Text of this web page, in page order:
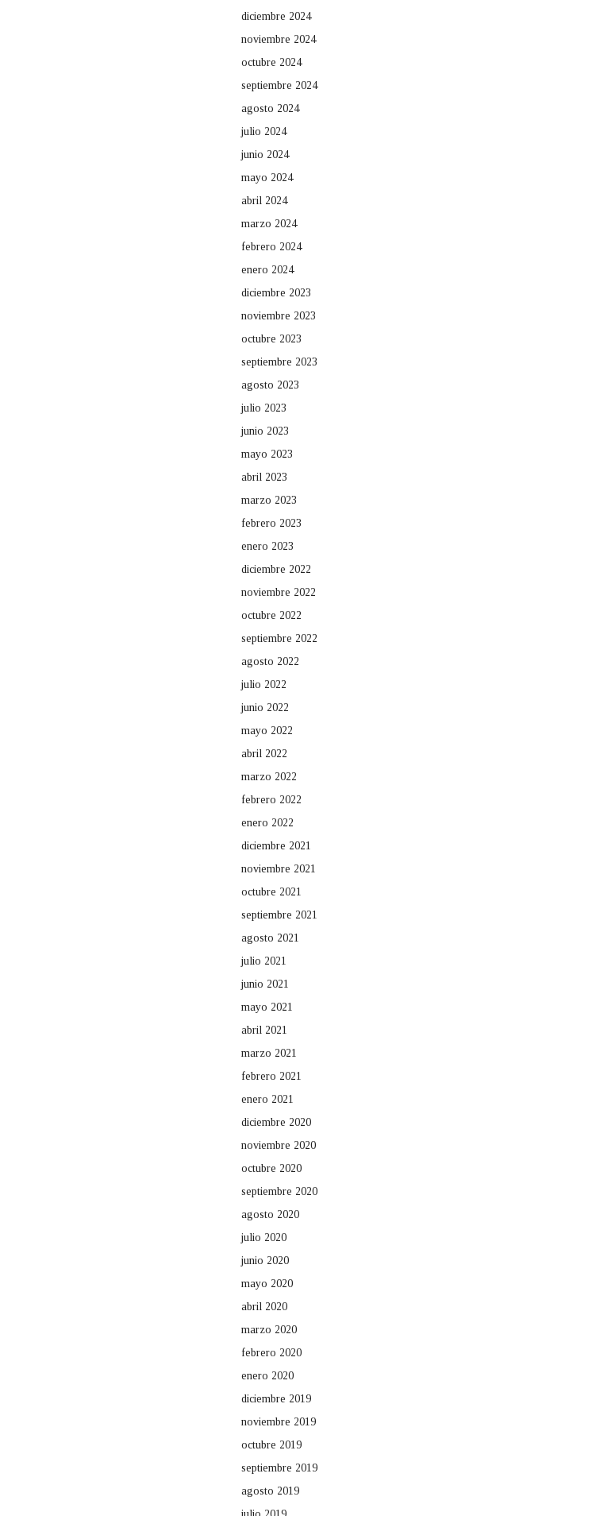
diciembre 2024
noviembre 2024
octubre 2024
septiembre 2024
agosto 2024
julio 2024
junio 2024
mayo 2024
abril 2024
marzo 2024
febrero 2024
enero 2024
diciembre 2023
noviembre 2023
octubre 2023
septiembre 2023
agosto 2023
julio 2023
junio 2023
mayo 2023
abril 2023
marzo 2023
febrero 2023
enero 2023
diciembre 2022
noviembre 2022
octubre 2022
septiembre 2022
agosto 2022
julio 2022
junio 2022
mayo 2022
abril 2022
marzo 2022
febrero 2022
enero 2022
diciembre 2021
noviembre 2021
octubre 2021
septiembre 2021
agosto 2021
julio 2021
junio 2021
mayo 2021
abril 2021
marzo 2021
febrero 2021
enero 2021
diciembre 2020
noviembre 2020
octubre 2020
septiembre 2020
agosto 2020
julio 2020
junio 2020
mayo 2020
abril 2020
marzo 2020
febrero 2020
enero 2020
diciembre 2019
noviembre 2019
octubre 2019
septiembre 2019
agosto 2019